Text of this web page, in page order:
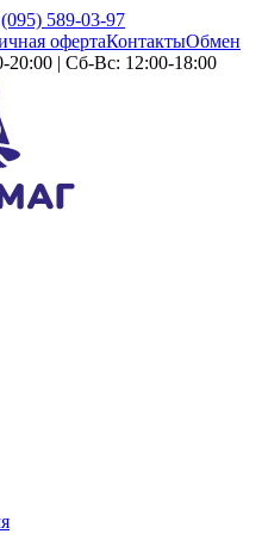
(095) 589-03-97
офертаКонтактыОбмен
| Сб-Вс: 12:00-18:00